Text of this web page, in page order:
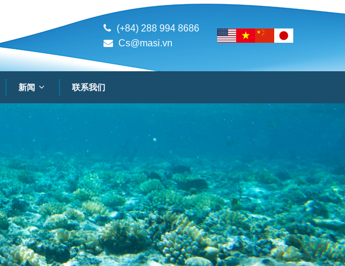
(+84) 288 994 8686
Cs@masi.vn
新闻 联系我们